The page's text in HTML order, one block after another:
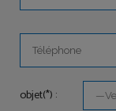
objet(*) :